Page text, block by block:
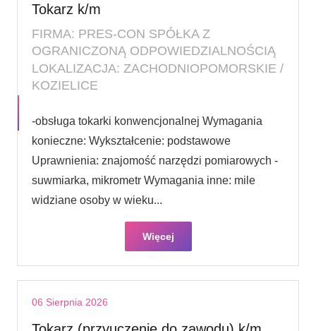
Tokarz k/m
FIRMA: PRES-CON SPÓŁKA Z
OGRANICZONĄ ODPOWIEDZIALNOŚCIĄ
LOKALIZACJA: ZACHODNIOPOMORSKIE /
KOZIELICE
-obsługa tokarki konwencjonalnej Wymagania
konieczne: Wykształcenie: podstawowe
Uprawnienia: znajomość narzędzi pomiarowych -
suwmiarka, mikrometr Wymagania inne: mile
widziane osoby w wieku...
Więcej
06 Sierpnia 2026